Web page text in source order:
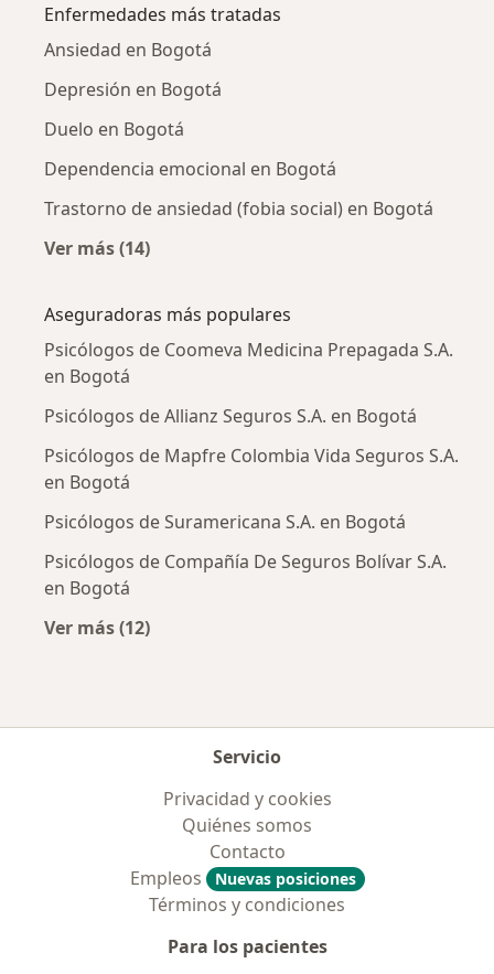
Enfermedades más tratadas
Ansiedad en Bogotá
Depresión en Bogotá
Duelo en Bogotá
Dependencia emocional en Bogotá
Trastorno de ansiedad (fobia social) en Bogotá
Ver más (14)
Aseguradoras más populares
Psicólogos de Coomeva Medicina Prepagada S.A.
en Bogotá
Psicólogos de Allianz Seguros S.A. en Bogotá
Psicólogos de Mapfre Colombia Vida Seguros S.A.
en Bogotá
Psicólogos de Suramericana S.A. en Bogotá
Psicólogos de Compañía De Seguros Bolívar S.A.
en Bogotá
Ver más (12)
Servicio
Privacidad y cookies
Quiénes somos
Contacto
Empleos
Nuevas posiciones
Términos y condiciones
Para los pacientes